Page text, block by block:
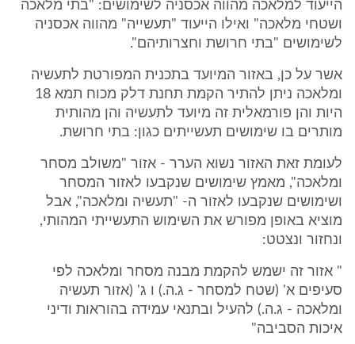
הייעוד למלאכה מהווה אכסניה לשימושים: "בתי מלאכה
ושטחי מלאכה" ואילו הייעוד "תעשייה" מהווה אכסניה
לשימושים "בתי חרושת וחצרותיהם".
אשר על כן, באזור המיועד בתכנית המפורטת לתעשיה
ומלאכה ניתן להתיר הקמת תחנת דלק מכוח תמא 18
היות והן פורמאלית זה מיועד לתעשיה והן מהותית
מותרים בו שימושים תעשייתים כגון: בתי חרושת.
לעומת זאת האזור נשוא הערר - אזור "משולב מסחר
ומלאכה", מאמץ שימושים שנקבעו לאזור המסחר
ושימושים שנקבעו לאזור ה- "תעשיה ומלאכה", אבל
מוציא באופן מפורש את השימוש התעשייתי המהותי,
ונחזור ונצטט:
" אזור זה ישמש להקמת מבנה מסחר ומלאכה לפי
סעיפים א' (שטח למסחר - ג.ה.) ו ג' (אזור תעשיה
ומלאכה - ג.ה.) להעיל ובתנאי עמידה בהוראות ודיני
איכות הסביבה"